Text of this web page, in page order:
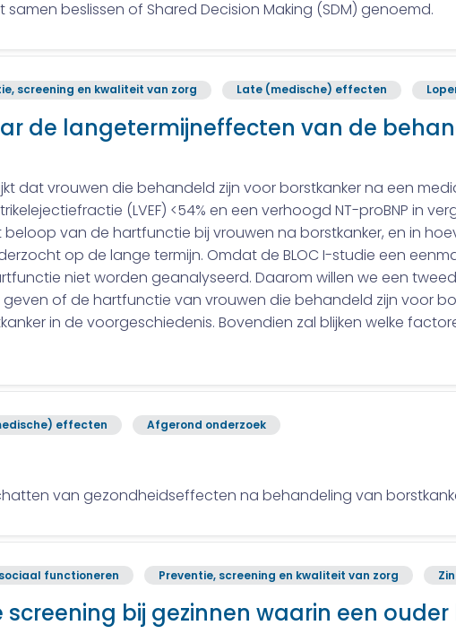
beslissen of Shared Decision Making (SDM) genoemd.
screening en kwaliteit van zorg Late (medische) effecten
de langetermijneffecten van de
dat vrouwen die behandeld zijn voor borstkanker na een
(LVEF) <54% en een verhoogd NT-proBNP in
beloop van de hartfunctie bij vrouwen na borstkanker, en in
op de lange termijn. Omdat de BLOC I-studie een
niet worden geanalyseerd. Daarom willen we een
geven of de hartfunctie van vrouwen die behandeld zijn voor
in de voorgeschiedenis. Bovendien zal blijken welke
effecten Afgerond onderzoek
van gezondheidseffecten na behandeling van
functioneren Preventie, screening en kwaliteit van zorg
screening bij gezinnen waarin een